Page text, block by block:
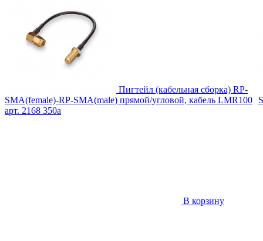
Пигтейл (кабельная сборка) RP-
SMA(female)-RP-SMA(male) прямой/угловой, кабель LMR100
арт. 2168 350a
В корзину